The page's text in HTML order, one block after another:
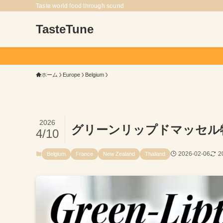
Taste world food through sound
TasteTune
ホーム Europe Belgium
グリーンリップドマッセ
2026
4/10
Belgium France New Zealand Thailand 2026-02-06